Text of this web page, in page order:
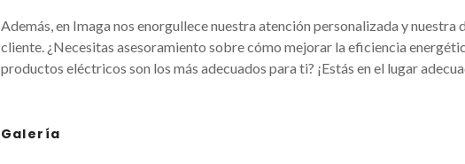
Además, en Imaga nos enorgullece nuestra atención personalizada y nuestra
cliente. ¿Necesitas asesoramiento sobre cómo mejorar la eficiencia
productos eléctricos son los más adecuados para ti? ¡Estás en el lugar
Galería